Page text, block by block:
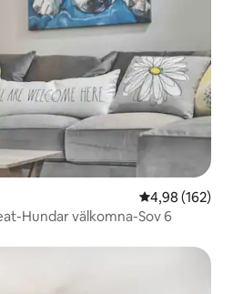
4,98 av 5 i
4,98 (162)
Hundar välkomna-Sov 6